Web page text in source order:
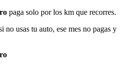
paga solo por los km que recorres.
no usas tu auto, ese mes no pagas y